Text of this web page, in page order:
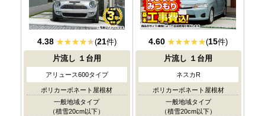
4.38 (21件)
片流し １台用
アリュース600タイプ
ポリカーボネート屋根材
一般地域タイプ
（積雪20cm以下）
4.60 (15件)
片流し １台用
ネスカR
ポリカーボネート屋根材
一般地域タイプ
（積雪20cm以下）